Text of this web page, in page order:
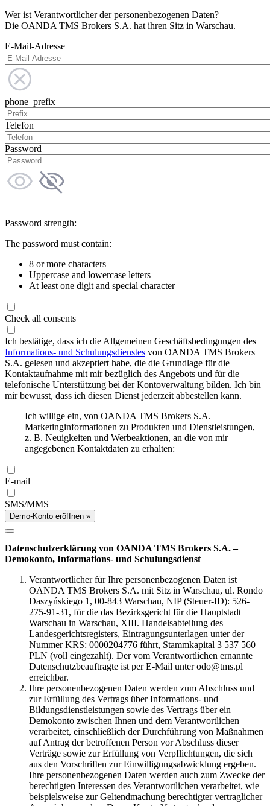
Wer ist Verantwortlicher der personenbezogenen Daten?
Die OANDA TMS Brokers S.A. hat ihren Sitz in Warschau.
E-Mail-Adresse
phone_prefix
Telefon
Password
Password strength:
The password must contain:
8 or more characters
Uppercase and lowercase letters
At least one digit and special character
Check all consents
Ich bestätige, dass ich die Allgemeinen Geschäftsbedingungen des
Informations- und Schulungsdienstes von OANDA TMS Brokers
S.A. gelesen und akzeptiert habe, die die Grundlage für die
Kontaktaufnahme mit mir bezüglich des Angebots und für die
telefonische Unterstützung bei der Kontoverwaltung bilden. Ich bin
mir bewusst, dass ich diesen Dienst jederzeit abbestellen kann.
Ich willige ein, von OANDA TMS Brokers S.A.
Marketinginformationen zu Produkten und Dienstleistungen,
z. B. Neuigkeiten und Werbeaktionen, an die von mir
angegebenen Kontaktdaten zu erhalten:
E-mail
SMS/MMS
Demo-Konto eröffnen »
Datenschutzerklärung von OANDA TMS Brokers S.A. –
Demokonto, Informations- und Schulungsdienst
Verantwortlicher für Ihre personenbezogenen Daten ist
OANDA TMS Brokers S.A. mit Sitz in Warschau, ul. Rondo
Daszyńskiego 1, 00-843 Warschau, NIP (Steuer-ID): 526-
275-91-31, für die das Bezirksgericht für die Hauptstadt
Warschau in Warschau, XIII. Handelsabteilung des
Landesgerichtsregisters, Eintragungsunterlagen unter der
Nummer KRS: 0000204776 führt, Stammkapital 3 537 560
PLN (voll eingezahlt). Der vom Verantwortlichen ernannte
Datenschutzbeauftragte ist per E-Mail unter odo@tms.pl
erreichbar.
Ihre personenbezogenen Daten werden zum Abschluss und
zur Erfüllung des Vertrags über Informations- und
Bildungsdienstleistungen sowie des Vertrags über ein
Demokonto zwischen Ihnen und dem Verantwortlichen
verarbeitet, einschließlich der Durchführung von Maßnahmen
auf Antrag der betroffenen Person vor Abschluss dieser
Verträge sowie zur Erfüllung von Verpflichtungen, die sich
aus den Vorschriften zur Einwilligungsabwicklung ergeben.
Ihre personenbezogenen Daten werden auch zum Zwecke der
berechtigten Interessen des Verantwortlichen verarbeitet, wie
beispielsweise zur Geltendmachung berechtigter vertraglicher